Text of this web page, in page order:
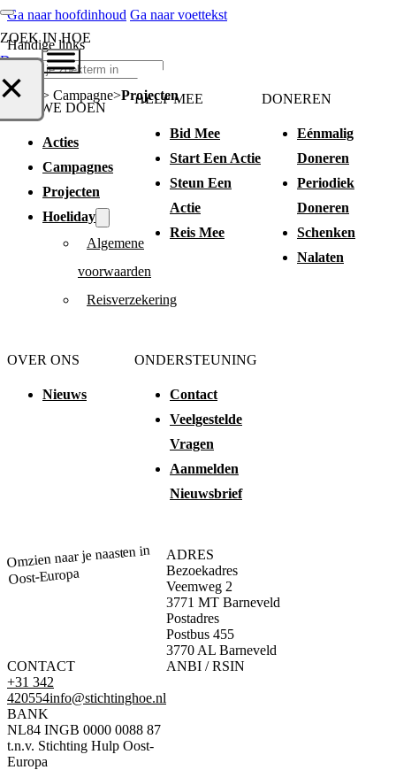
Ga naar hoofdinhoud Ga naar voettekst
ZOEK IN HOE
Zoeken
×
Doneer
Home > Campagne Projecten
Handige links
WAT WE DOEN
Acties
Campagnes
Projecten
Hoeliday
Algemene
voorwaarden
Reisverzekering
HELP MEE
Bid Mee
Start Een Actie
Steun Een
Actie
Reis Mee
DONEREN
Eénmalig
Doneren
Periodiek
Doneren
Schenken
Nalaten
OVER ONS
Nieuws
ONDERSTEUNING
Contact
Veelgestelde
Vragen
Aanmelden
Nieuwsbrief
Omzien naar je naasten in
Oost-Europa
ADRES
Bezoekadres
Veemweg 2
3771 MT Barneveld
Postadres
Postbus 455
3770 AL Barneveld
CONTACT
+31 342
420554info@stichtinghoe.nl
BANK
NL84 INGB 0000 0088 87
t.n.v. Stichting Hulp Oost-
Europa
ANBI / RSIN